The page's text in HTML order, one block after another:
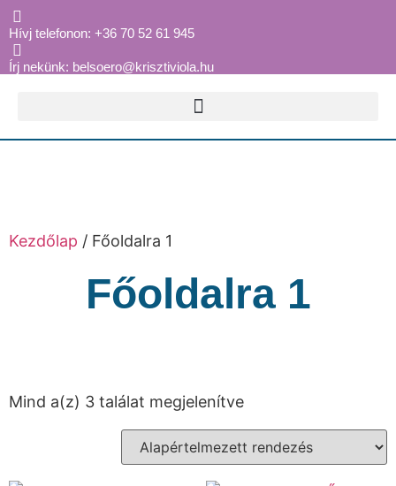
Hívj telefonon: +36 70 52 61 945
Írj nekünk: belsoero@krisztiviola.hu
Kezdőlap / Főoldalra 1
Főoldalra 1
Mind a(z) 3 találat megjelenítve